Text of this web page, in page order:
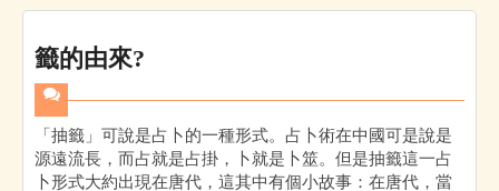
籤的由來?
「抽籤」可說是占卜的一種形式。占卜術在中國可是說是
源遠流長，而占就是占掛，卜就是卜筮。但是抽籤這一占
卜形式大約出現在唐代，這其中有個小故事：在唐代，當